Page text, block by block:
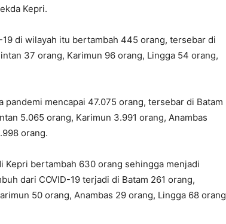
Kepri.
di wilayah itu bertambah 445 orang, tersebar di
37 orang, Karimun 96 orang, Lingga 54 orang,
pandemi mencapai 47.075 orang, tersebar di Batam
5.065 orang, Karimun 3.991 orang, Anambas
orang.
Kepri bertambah 630 orang sehingga menjadi
dari COVID-19 terjadi di Batam 261 orang,
50 orang, Anambas 29 orang, Lingga 68 orang